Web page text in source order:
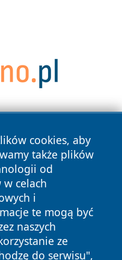
cookies, aby
także plików
od
celach
i
te mogą być
naszych
ze
do serwisu",
prawa
Polityka
Cookies